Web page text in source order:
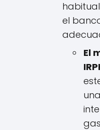
el
El